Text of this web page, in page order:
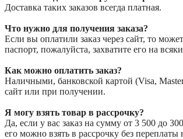
Доставка таких заказов всегда платная.
Что нужно для получения заказа?
Если вы оплатили заказ через сайт, то
паспорт, пожалуйста, захватите его на
Как можно оплатить заказ?
Наличными, банковской картой (Visa,
сайт или при получении.
Я могу взять товар в рассрочку?
Да, если у вас заказ на сумму от 3 500 до
его можно взять в рассрочку без переплаты